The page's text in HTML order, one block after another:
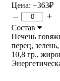
Цена: +363₽
– +
Состав
Печень
перец,
10,8 гр.,